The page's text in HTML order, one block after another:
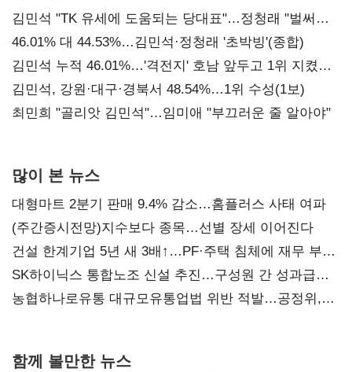
김민석 "TK 유세에 도움되는 당대표"…정청래 "벌써
대표된 양 당직 배분"
46.01% 대 44.53%…김민석·정청래 '초박빙'(종합)
김민석 누적 46.01%…'격전지' 호남 앞두고 1위 지켰다
(2보)
김민석, 강원·대구·경북서 48.54%…1위 수성(1보)
최민희 "골리앗 김민석"…임미애 "부끄러운 줄 알아야"
많이 본 뉴스
대형마트 2분기 판매 9.4% 감소…홈플러스 사태 여파
(주간증시전망)지수보다 종목…선별 장세 이어진다
건설 한계기업 5년 새 3배↑…PF·주택 침체에 재무 부담
확대
SK하이닉스 통합노조 신설 추진…구성원 간 성과급
불만 확산
농협하나로유통 대규모유통업법 위반 적발…공정위,
함께 볼만한 뉴스